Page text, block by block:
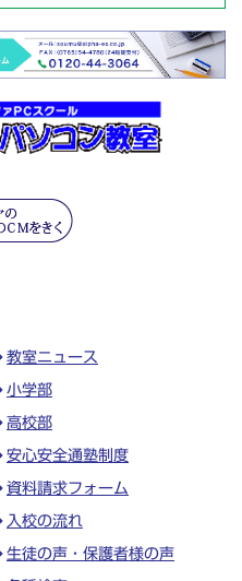
教室ニュース
小学部
高校部
安心安全通塾制度
資料請求フォーム
入校の流れ
生徒の声・保護者様の声